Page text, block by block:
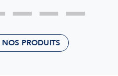
PRODUITS